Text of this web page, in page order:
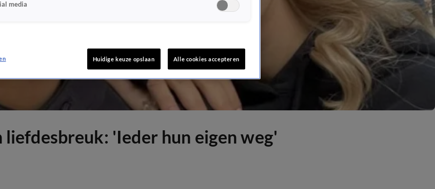
'Ieder hun eigen weg'
media
Huidige keuze opslaan Alle cookies accepteren